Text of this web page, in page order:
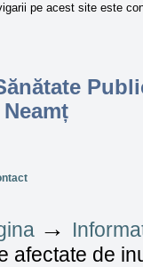
pe acest site este
→
afectate de